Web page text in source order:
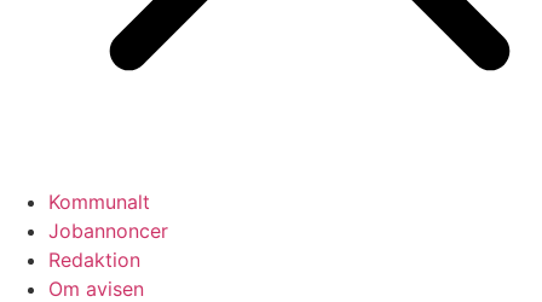
Kommunalt
Jobannoncer
Redaktion
Om avisen